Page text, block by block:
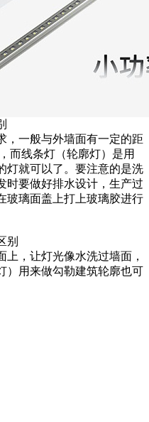
，一般与外墙面有一定的距
而线条灯（轮廓灯）是用
灯就可以了。要注意的是洗
时要做好排水设计，生产过
玻璃面盖上打上玻璃胶进行
别
，让灯光像水洗过墙面，
）用来做勾勒建筑轮廓也可